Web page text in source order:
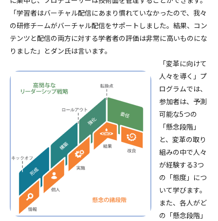
「学習者はバーチャル配信にあまり慣れていなかったので、我々
の研修チームがバーチャル配信をサポートしました。結果、コン
テンツと配信の両方に対する学者者の評価は非常に高いものにな
りました」とダン氏は言います。
「変革に向けて
人々を導く」プ
ログラムでは、
参加者は、予測
可能な5つの
「懸念段階」
と、変革の取り
組みの中で人々
が経験する3つ
の「態度」につ
いて学びます。
また、各人がど
の「懸念段階」